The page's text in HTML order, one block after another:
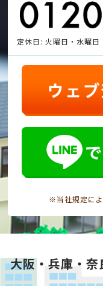
定休日: 火曜日・水曜日
※当社規定に
大阪・兵庫・